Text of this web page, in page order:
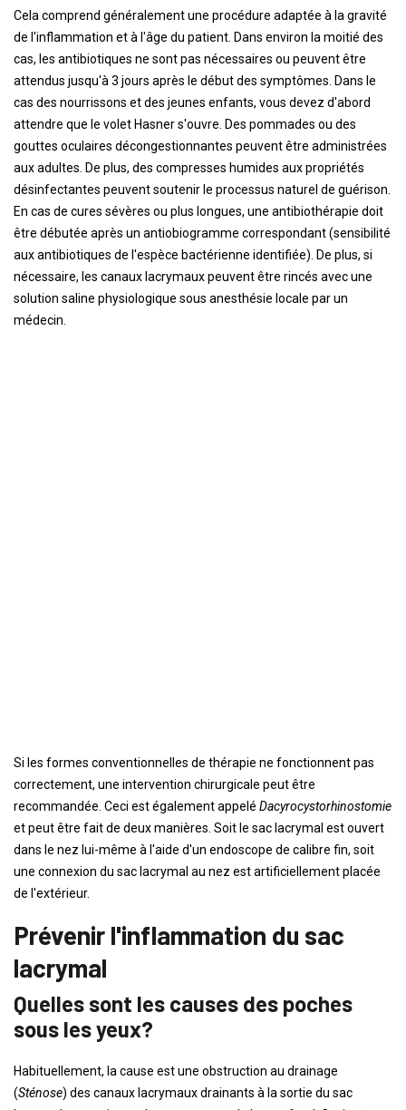
Cela comprend généralement une procédure adaptée à la gravité
de l'inflammation et à l'âge du patient. Dans environ la moitié des
cas, les antibiotiques ne sont pas nécessaires ou peuvent être
attendus jusqu'à 3 jours après le début des symptômes. Dans le
cas des nourrissons et des jeunes enfants, vous devez d'abord
attendre que le volet Hasner s'ouvre. Des pommades ou des
gouttes oculaires décongestionnantes peuvent être administrées
aux adultes. De plus, des compresses humides aux propriétés
désinfectantes peuvent soutenir le processus naturel de guérison.
En cas de cures sévères ou plus longues, une antibiothérapie doit
être débutée après un antiobiogramme correspondant (sensibilité
aux antibiotiques de l'espèce bactérienne identifiée). De plus, si
nécessaire, les canaux lacrymaux peuvent être rincés avec une
solution saline physiologique sous anesthésie locale par un
médecin.
Si les formes conventionnelles de thérapie ne fonctionnent pas
correctement, une intervention chirurgicale peut être
recommandée. Ceci est également appelé Dacyrocystorhinostomie
et peut être fait de deux manières. Soit le sac lacrymal est ouvert
dans le nez lui-même à l'aide d'un endoscope de calibre fin, soit
une connexion du sac lacrymal au nez est artificiellement placée
de l'extérieur.
Prévenir l'inflammation du sac
lacrymal
Quelles sont les causes des poches
sous les yeux?
Habituellement, la cause est une obstruction au drainage
(Sténose) des canaux lacrymaux drainants à la sortie du sac